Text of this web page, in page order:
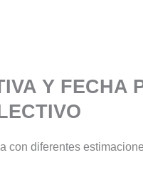
Y FECHA
con diferentes